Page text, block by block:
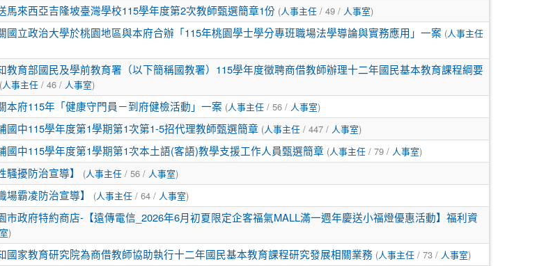
馬來西亞吉隆坡臺灣學校115學年度第2次教師甄選簡章1份 (人事主任/ 49 / 人事室)
國立政治大學於桃園地區與本府合辦「115年桃園學士學分專班職場法學導論與實務應用」一案 (人事主任
教育部國民及學前教育署（以下簡稱國教署）115學年度徵聘商借教師辦理十二年國民基本教育課程綱要
(人事主任/ 46 / 人事室)
本府115年「健康守門員－到府健檢活動」一案 (人事主任/ 56 / 人事室)
國中115學年度第1學期第1次第1-5招代理教師甄選簡章 (人事主任/ 447 / 人事室)
國中115學年度第1學期第1次本土語(客語)教學支援工作人員甄選簡章 (人事主任/ 79 / 人事室)
騷擾防治宣導】 (人事主任/ 56 / 人事室)
場霸凌防治宣導】 (人事主任/ 64 / 人事室)
市政府特約商店-【遠傳電信_2026年6月初夏限定企客福氣MALL滿一週年慶送小福燈優惠活動】福利資
)
國家教育研究院為商借教師協助執行十二年國民基本教育課程研究發展相關業務 (人事主任/ 73 / 人事室)